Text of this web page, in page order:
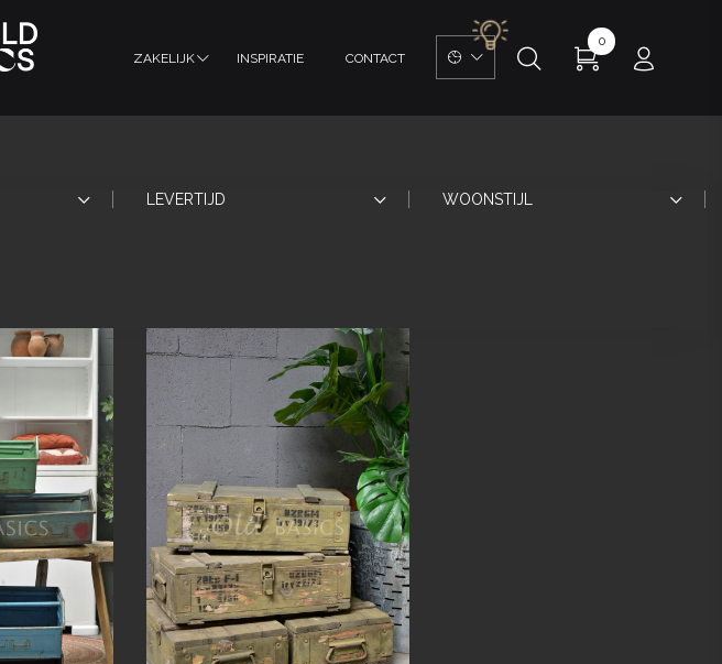
ZAKELIJK INSPIRATIE CONTACT
0
LEVERTIJD WOONSTIJL